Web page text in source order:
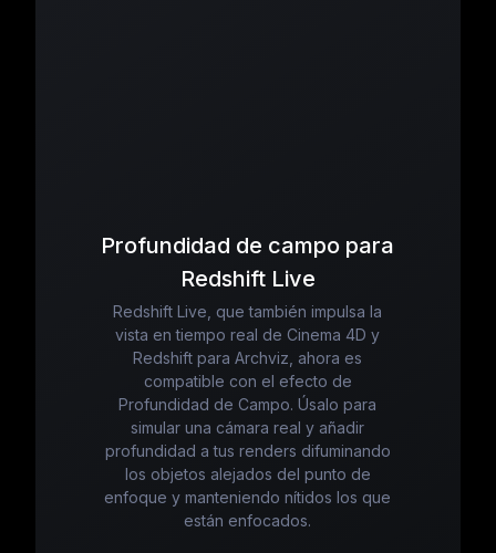
Profundidad de campo para
Redshift Live
Redshift Live, que también impulsa la
vista en tiempo real de Cinema 4D y
Redshift para Archviz, ahora es
compatible con el efecto de
Profundidad de Campo. Úsalo para
simular una cámara real y añadir
profundidad a tus renders difuminando
los objetos alejados del punto de
enfoque y manteniendo nítidos los que
están enfocados.